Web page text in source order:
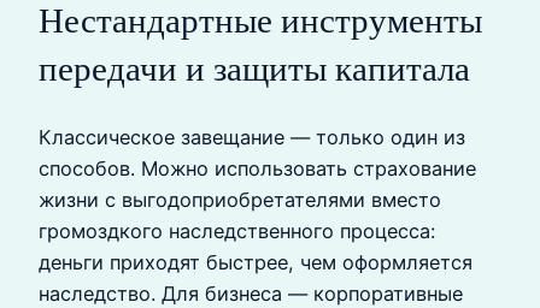
Нестандартные инструменты
передачи и защиты капитала
Классическое завещание — только один из
способов. Можно использовать страхование
жизни с выгодоприобретателями вместо
громоздкого наследственного процесса:
деньги приходят быстрее, чем оформляется
наследство. Для бизнеса — корпоративные